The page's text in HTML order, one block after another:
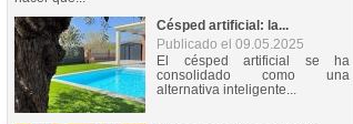
Césped artificial: la...
Publicado el 09.05.2025
El césped artificial se ha
consolidado como una
alternativa inteligente...